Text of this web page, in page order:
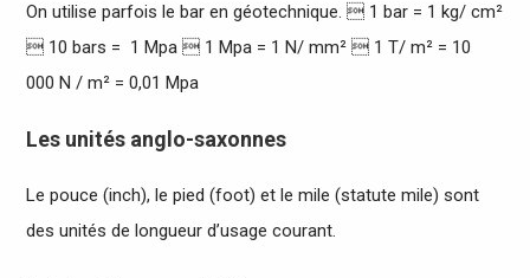
On utilise parfois le bar en géotechnique.  1 bar = 1 kg/ cm²
 10 bars = 1 Mpa  1 Mpa = 1 N/ mm²  1 T/ m² = 10
000 N / m² = 0,01 Mpa
Les unités anglo-saxonnes
Le pouce (inch), le pied (foot) et le mile (statute mile) sont
des unités de longueur d’usage courant.